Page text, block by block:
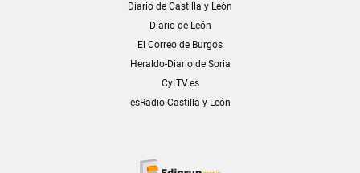
Diario de Castilla y León
Diario de León
El Correo de Burgos
Heraldo-Diario de Soria
CyLTV.es
esRadio Castilla y León